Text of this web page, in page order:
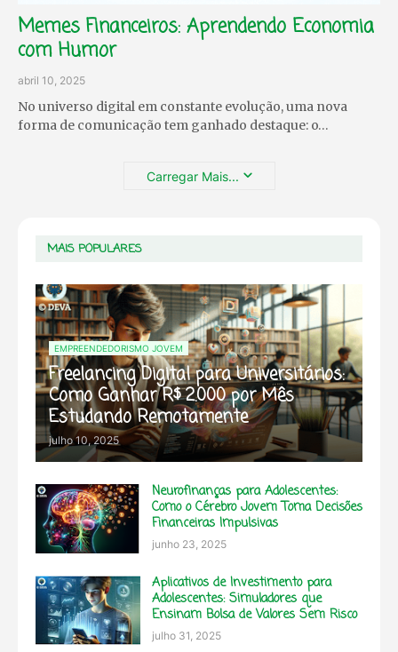
Memes Financeiros: Aprendendo Economia
com Humor
abril 10, 2025
No universo digital em constante evolução, uma nova
forma de comunicação tem ganhado destaque: o…
Carregar Mais...
MAIS POPULARES
EMPREENDEDORISMO JOVEM
Freelancing Digital para Universitários:
Como Ganhar R$ 2.000 por Mês
Estudando Remotamente
julho 10, 2025
Neurofinanças para Adolescentes:
Como o Cérebro Jovem Toma Decisões
Financeiras Impulsivas
junho 23, 2025
Aplicativos de Investimento para
Adolescentes: Simuladores que
Ensinam Bolsa de Valores Sem Risco
julho 31, 2025